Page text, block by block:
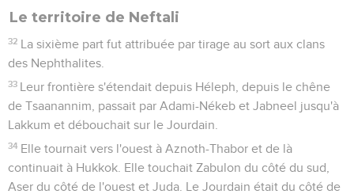
Le territoire de Neftali
32 La sixième part fut attribuée par tirage au sort aux clans
des Nephthalites.
33 Leur frontière s'étendait depuis Héleph, depuis le chêne
de Tsaanannim, passait par Adami-Nékeb et Jabneel jusqu'à
Lakkum et débouchait sur le Jourdain.
34 Elle tournait vers l'ouest à Aznoth-Thabor et de là
continuait à Hukkok. Elle touchait Zabulon du côté du sud,
Aser du côté de l'ouest et Juda. Le Jourdain était du côté de